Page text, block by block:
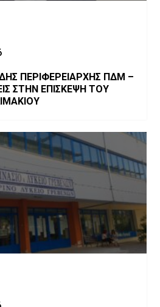
ΠΕΡΙΦΕΡΕΙΑΡΧΗΣ ΠΔΜ –
ΣΤΗΝ ΕΠΙΣΚΕΨΗ ΤΟΥ